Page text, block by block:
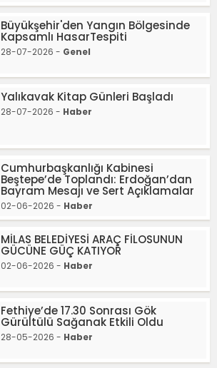
Büyükşehir'den Yangın Bölgesinde
Kapsamlı HasarTespiti
28-07-2026 - Genel
Yalıkavak Kitap Günleri Başladı
28-07-2026 - Haber
Cumhurbaşkanlığı Kabinesi
Beştepe’de Toplandı: Erdoğan’dan
Bayram Mesajı ve Sert Açıklamalar
02-06-2026 - Haber
MİLAS BELEDİYESİ ARAÇ FİLOSUNUN
GÜCÜNE GÜÇ KATIYOR
02-06-2026 - Haber
Fethiye’de 17.30 Sonrası Gök
Gürültülü Sağanak Etkili Oldu
28-05-2026 - Haber